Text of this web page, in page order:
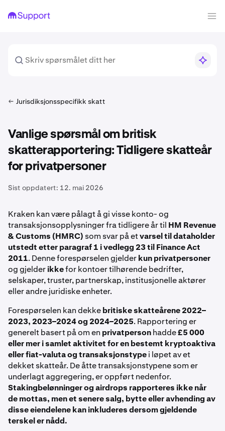
Jurisdiksjonsspecifikk skatt
Vanlige spørsmål om britisk
skatterapportering: Tidligere skatteår
for privatpersoner
Sist oppdatert: 12. mai 2026
Kraken kan være pålagt å gi visse konto- og
transaksjonsopplysninger fra tidligere år til HM Revenue
& Customs (HMRC) som svar på etvarsel til dataholder
utstedt etter paragraf 1 i vedlegg 23 til Finance Act
2011. Denne forespørselen gjelderkun privatpersoner
og gjelderikkefor kontoer tilhørende bedrifter,
selskaper, truster, partnerskap, institusjonelle aktører
eller andre juridiske enheter.
Forespørselen kan dekkebritiske skatteårene 2022–
2023, 2023–2024 og 2024–2025. Rapportering er
generelt basert på om en privatpersonhadde£5 000
eller mer i samlet aktivitet for en bestemt kryptoaktiva
eller fiat-valuta og transaksjonstypei løpet av et
dekket skatteår. De åtte transaksjonstypene som er
underlagt aggregering, er oppført nedenfor.
Stakingbelønninger og airdrops rapporteres ikke når
de mottas, men et senere salg, bytte eller avhending av
disse eiendelene kan inkluderes dersom gjeldende
terskel er nådd.